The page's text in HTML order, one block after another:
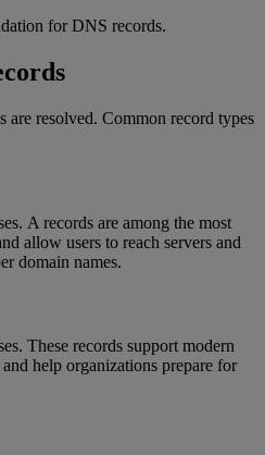
for DNS records.
are resolved. Common record types
A records are among the most
allow users to reach servers and
domain names.
These records support modern
help organizations prepare for